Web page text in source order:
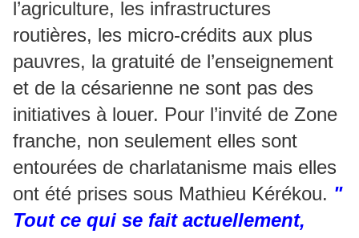
l’agriculture, les infrastructures
routières, les micro-crédits aux plus
pauvres, la gratuité de l’enseignement
et de la césarienne ne sont pas des
initiatives à louer. Pour l’invité de Zone
franche, non seulement elles sont
entourées de charlatanisme mais elles
ont été prises sous Mathieu Kérékou. "
Tout ce qui se fait actuellement,